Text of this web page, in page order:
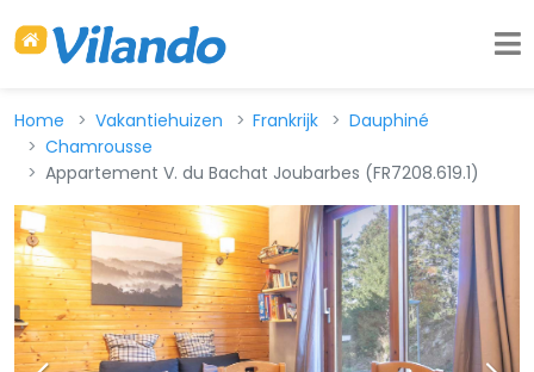
Home Vakantiehuizen Frankrijk
Dauphiné
Chamrousse
Appartement V. du Bachat Joubarbes (FR7208.619.1)